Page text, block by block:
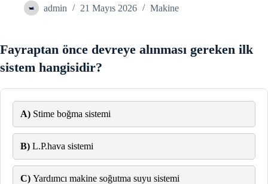
admin 21 Mayıs 2026 Makine
Fayraptan önce devreye alınması gereken ilk
sistem hangisidir?
A) Stime boğma sistemi
B) L.P.hava sistemi
C) Yardımcı makine soğutma suyu sistemi